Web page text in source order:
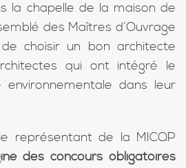
la chapelle de la maison de
des Maîtres d’Ouvrage
choisir un bon architecte
qui ont intégré le
dans leur
représentant de la MICQP
des concours obligatoires